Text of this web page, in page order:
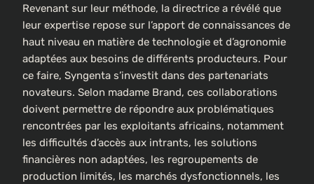
Revenant sur leur méthode, la directrice a révélé que
leur expertise repose sur l’apport de connaissances de
haut niveau en matière de technologie et d’agronomie
adaptées aux besoins de différents producteurs. Pour
ce faire, Syngenta s’investit dans des partenariats
novateurs. Selon madame Brand, ces collaborations
doivent permettre de répondre aux problématiques
rencontrées par les exploitants africains, notamment
les difficultés d’accès aux intrants, les solutions
financières non adaptées, les regroupements de
production limités, les marchés dysfonctionnels, les